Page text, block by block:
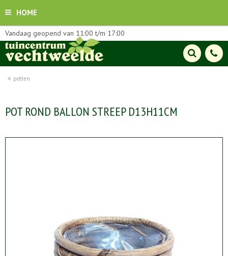
HOME
potten
Vandaag geopend van 11:00 t/m 17:00
POT ROND BALLON STREEP D13H11CM